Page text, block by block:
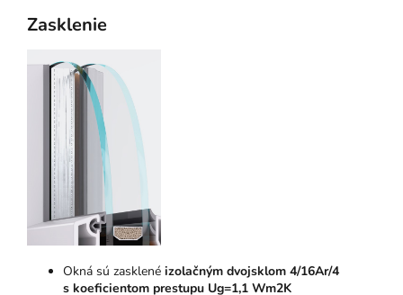
Zasklenie
Okná sú zasklené izolačným dvojsklom 4/16Ar/4
s koeficientom prestupu Ug=1,1 Wm2K